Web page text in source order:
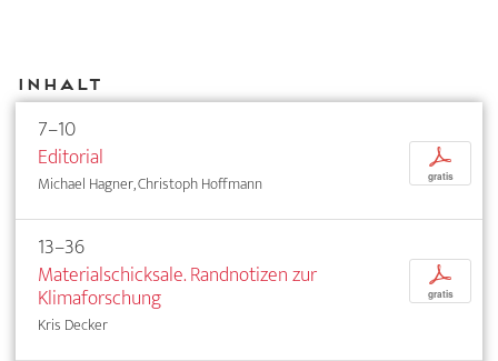
Inhalt
7–10
Editorial
Michael Hagner, Christoph Hoffmann
p
gratis
13–36
Materialschicksale. Randnotizen zur
Klimaforschung
Kris Decker
p
gratis